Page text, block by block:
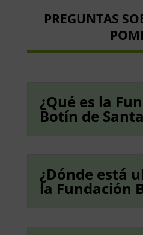
PREGUNTAS
¿Qué es la
Botín de
¿Dónde está
la Fundación